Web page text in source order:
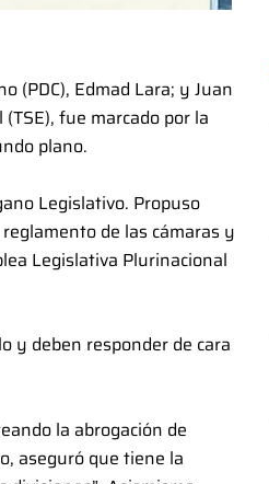
(PDC), Edmad Lara; y Juan
fue marcado por la
plano.
Legislativo. Propuso
de las cámaras y
Legislativa Plurinacional
y deben responder de cara
la abrogación de
aseguró que tiene la